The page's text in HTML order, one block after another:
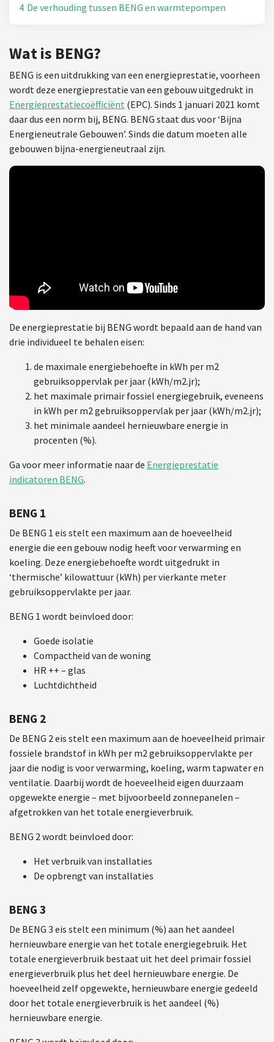
4 De verhouding tussen BENG en warmtepompen
Wat is BENG?
BENG is een uitdrukking van een energieprestatie, voorheen
wordt deze energieprestatie van een gebouw uitgedrukt in
Energieprestatiecoëfficiënt (EPC). Sinds 1 januari 2021 komt
daar dus een norm bij, BENG. BENG staat dus voor ‘Bijna
Energieneutrale Gebouwen’. Sinds die datum moeten alle
gebouwen bijna-energieneutraal zijn.
De energieprestatie bij BENG wordt bepaald aan de hand van
drie individueel te behalen eisen:
de maximale energiebehoefte in kWh per m2
gebruiksoppervlak per jaar (kWh/m2.jr);
het maximale primair fossiel energiegebruik, eveneens
in kWh per m2 gebruiksoppervlak per jaar (kWh/m2.jr);
het minimale aandeel hernieuwbare energie in
procenten (%).
Ga voor meer informatie naar de Energieprestatie
indicatoren BENG.
BENG 1
De BENG 1 eis stelt een maximum aan de hoeveelheid
energie die een gebouw nodig heeft voor verwarming en
koeling. Deze energiebehoefte wordt uitgedrukt in
‘thermische’ kilowattuur (kWh) per vierkante meter
gebruiksoppervlakte per jaar.
BENG 1 wordt beïnvloed door:
Goede isolatie
Compactheid van de woning
HR ++ – glas
Luchtdichtheid
BENG 2
De BENG 2 eis stelt een maximum aan de hoeveelheid primair
fossiele brandstof in kWh per m2 gebruiksoppervlakte per
jaar die nodig is voor verwarming, koeling, warm tapwater en
ventilatie. Daarbij wordt de hoeveelheid eigen duurzaam
opgewekte energie – met bijvoorbeeld zonnepanelen –
afgetrokken van het totale energieverbruik.
BENG 2 wordt beïnvloed door:
Het verbruik van installaties
De opbrengt van installaties
BENG 3
De BENG 3 eis stelt een minimum (%) aan het aandeel
hernieuwbare energie van het totale energiegebruik. Het
totale energieverbruik bestaat uit het deel primair fossiel
energieverbruik plus het deel hernieuwbare energie. De
hoeveelheid zelf opgewekte, hernieuwbare energie gedeeld
door het totale energieverbruik is het aandeel (%)
hernieuwbare energie.